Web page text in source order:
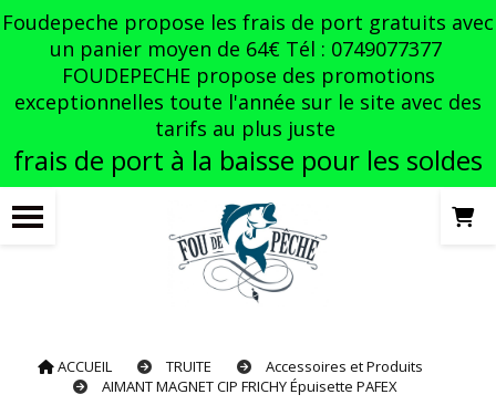
Foudepeche propose les frais de port gratuits avec
un panier moyen de 64€ Tél : 0749077377
FOUDEPECHE propose des promotions
exceptionnelles toute l'année sur le site avec des
tarifs au plus juste
frais de port à la baisse pour les soldes
ACCUEIL TRUITE
Accessoires et Produits
AIMANT MAGNET CIP FRICHY Épuisette PAFEX